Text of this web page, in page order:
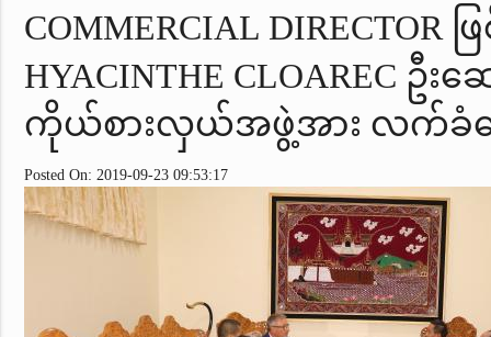
COMMERCIAL DIRECTOR
HYACINTHE CLOAREC ဦး
ကိုယ်စားလှယ်အဖွဲ့အား လက်
Posted On: 2019-09-23 09:53:17